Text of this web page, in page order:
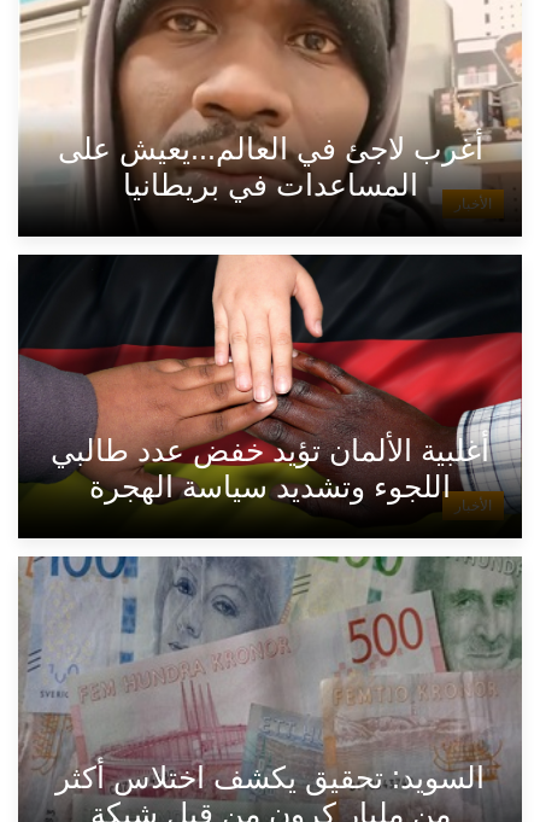
الأخبار
أغرب لاجئ في العالم...يعيش على
المساعدات في بريطانيا
الأخبار
أغلبية الألمان تؤيد خفض عدد طالبي
اللجوء وتشديد سياسة الهجرة
السويد: تحقيق يكشف اختلاس أكثر
من مليار كرون من قبل شبكة